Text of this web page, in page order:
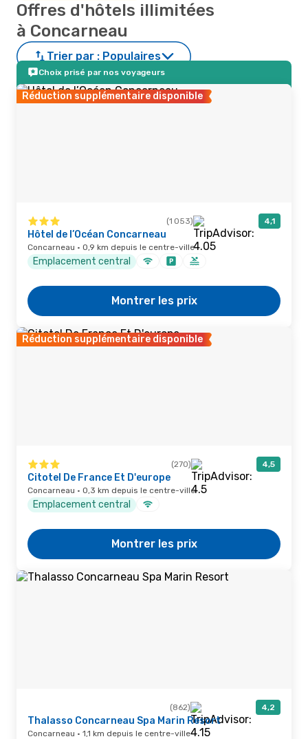
Offres d'hôtels illimitées
à Concarneau
Trier par : Populaires
Choix prisé par nos voyageurs
Réduction supplémentaire disponible
(1 053) 4,1
Hôtel de l’Océan Concarneau
Concarneau · 0,9 km depuis le centre-ville
Emplacement central
Montrer les prix
Réduction supplémentaire disponible
(270) 4,5
Citotel De France Et D'europe
Concarneau · 0,3 km depuis le centre-ville
Emplacement central
Montrer les prix
(862) 4,2
Thalasso Concarneau Spa Marin Resort
Concarneau · 1,1 km depuis le centre-ville